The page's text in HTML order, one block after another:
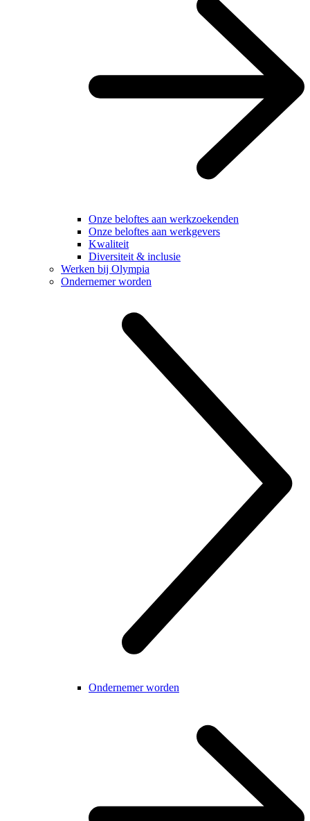
Onze beloftes aan werkzoekenden
Onze beloftes aan werkgevers
Kwaliteit
Diversiteit & inclusie
Werken bij Olympia
Ondernemer worden
Ondernemer worden